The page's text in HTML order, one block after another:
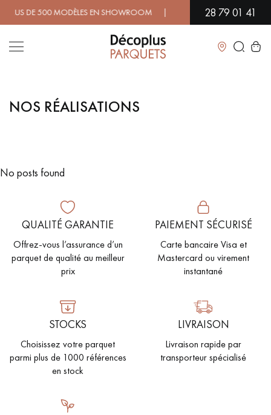
DE 500 MODÈLES EN SHOWROOM | DISPONIBILITÉ28 79 01 41
Fermer
LES RECHERCHES LES PLUS COURANTES
PARQUET EN BOIS EXOTIQUE PARQUET VERNIS
PARQUET HUILÉ PARQUET EN BOIS BRUT
PARQUET LAMES LARGES XXL PARQUET EN CHÊNE
ACCESSOIRES PARQUET
D'INTÉRIEUR
Nos conseillers sont disponibles au
NOS RÉALISATIONS
No posts found
QUALITÉ GARANTIE
Offrez-vous l’assurance d’un
parquet de qualité au meilleur
prix
PAIEMENT SÉCURISÉ
Carte bancaire Visa et
Mastercard ou virement
instantané
STOCKS
Choisissez votre parquet
parmi plus de 1000 références
en stock
LIVRAISON
Livraison rapide par
transporteur spécialisé